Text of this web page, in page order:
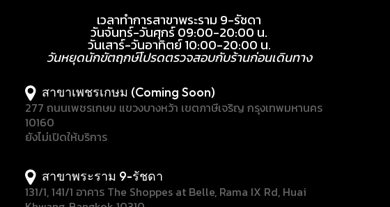
เวลาทำการสาขาพระราม 9-รัชดา
วันจันทร์-วันศุกร์ 09:00-20:00 น.
วันเสาร์-วันอาทิตย์ 10:00-20:00 น.
วันหยุดนักขัตฤกษ์โปรดตรวจสอบกับร้านก่อนเดินทาง
สาขาเพชรเกษม (Coming Soon)
277 ถนนเพชรเกษม แขวงบางหว้า เขตภาษีเจริญ กรุงเทพมหานคร
10160
ยังไม่เปิดให้บริการ
สาขาพระราม 9-รัชดา
131/1, 141/1 อาคาร The Shoppes at Belle, Rama IX Rd, Huai